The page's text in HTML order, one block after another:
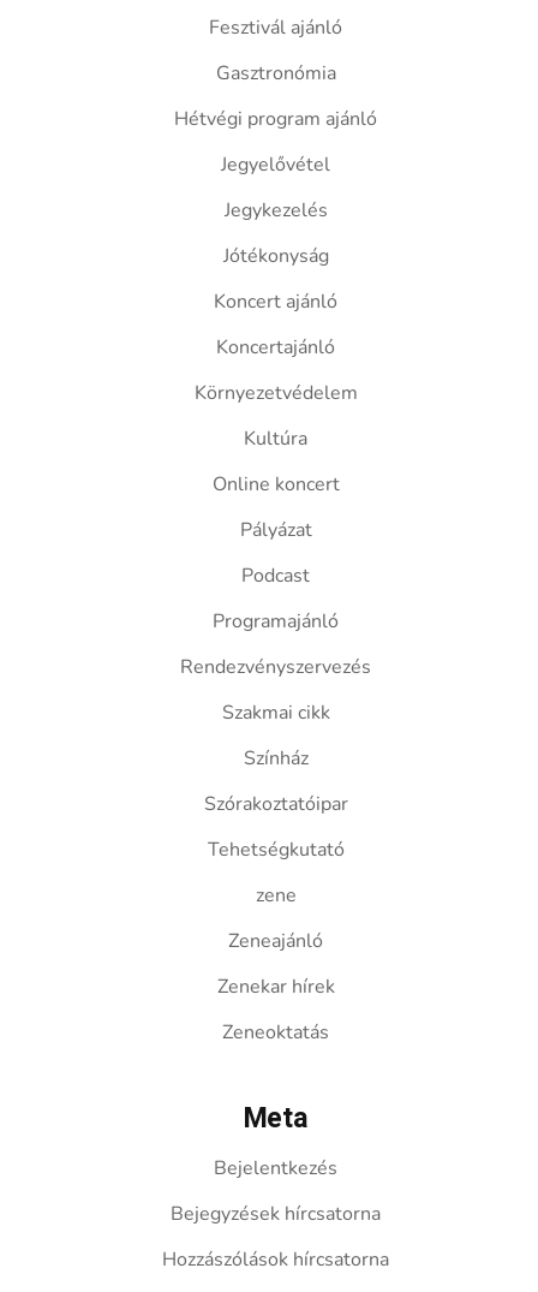
Fesztivál ajánló
Gasztronómia
Hétvégi program ajánló
Jegyelővétel
Jegykezelés
Jótékonyság
Koncert ajánló
Koncertajánló
Környezetvédelem
Kultúra
Online koncert
Pályázat
Podcast
Programajánló
Rendezvényszervezés
Szakmai cikk
Színház
Szórakoztatóipar
Tehetségkutató
zene
Zeneajánló
Zenekar hírek
Zeneoktatás
Meta
Bejelentkezés
Bejegyzések hírcsatorna
Hozzászólások hírcsatorna